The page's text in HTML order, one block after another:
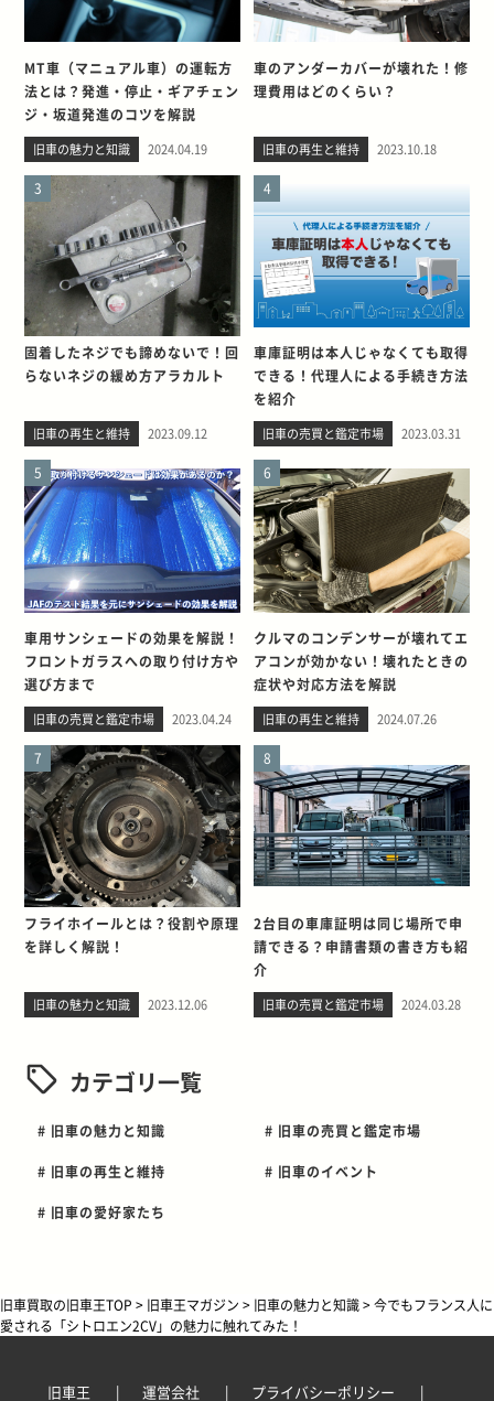
MT車（マニュアル車）の運転方
法とは？発進・停止・ギアチェン
ジ・坂道発進のコツを解説
旧車の魅力と知識 2024.04.19
車のアンダーカバーが壊れた！修
理費用はどのくらい？
旧車の再生と維持 2023.10.18
3
固着したネジでも諦めないで！回
らないネジの緩め方アラカルト
旧車の再生と維持 2023.09.12
4
車庫証明は本人じゃなくても取得
できる！代理人による手続き方法
を紹介
旧車の売買と鑑定市場 2023.03.31
5
車用サンシェードの効果を解説！
フロントガラスへの取り付け方や
選び方まで
旧車の売買と鑑定市場 2023.04.24
6
クルマのコンデンサーが壊れてエ
アコンが効かない！壊れたときの
症状や対応方法を解説
旧車の再生と維持 2024.07.26
7
フライホイールとは？役割や原理
を詳しく解説！
旧車の魅力と知識 2023.12.06
8
2台目の車庫証明は同じ場所で申
請できる？申請書類の書き方も紹
介
旧車の売買と鑑定市場 2024.03.28
カテゴリ一覧
# 旧車の魅力と知識 # 旧車の売買と鑑定市場
# 旧車の再生と維持 # 旧車のイベント
# 旧車の愛好家たち
旧車買取の旧車王TOP > 旧車王マガジン > 旧車の魅力と知識>今でもフランス人に
愛される「シトロエン2CV」の魅力に触れてみた！
旧車王 運営会社 プライバシーポリシー